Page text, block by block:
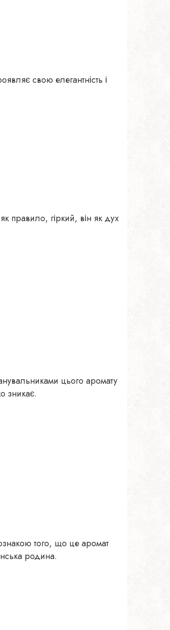
свою елегантність і
правило, гіркий, він як дух
цього аромату
зникає.
того, що це аромат
родина.